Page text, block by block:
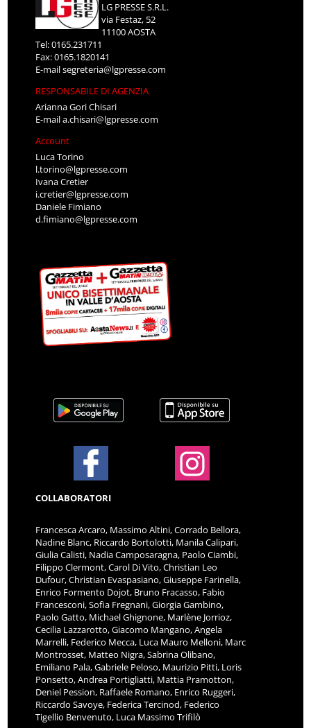
LG PRESSE S.R.L.
via Festaz, 52
11100 AOSTA
Tel: 0165.231711
Fax: 0165.1820141
E-mailsegreteria@lgpresse.com
RESPONSABILE DI AGENZIA
Arianna Gori Chisari
E-maila.chisari@lgpresse.com
Account
Luca Torino
l.torino@lgpresse.com
Ivana Cretier
i.cretier@lgpresse.com
Daniele Fimiano
d.fimiano@lgpresse.com
COLLABORATORI
Francesca Arcaro, Massimo Altini, Corrado Bellora,
Nadine Blanc, Riccardo Bortolotti, Manila Calipari,
Giulia Calisti, Nadia Camposaragna, Paolo Ciambi,
Filippo Clermont, Carol Di Vito, Christian Leo
Dufour, Christian Evaspasiano, Giuseppe Farinella,
Enrico Formento Dojot, Bruno Fracasso, Fabio
Francesconi, Sofia Fregnani, Giorgia Gambino,
Paolo Gatto, Michael Ghignone, Marlène Jorrioz,
Cecilia Lazzarotto, Giacomo Mangano, Angela
Marrelli, Federico Mecca, Luca Mauro Melloni, Marc
Montrosset, Matteo Nigra, Sabrina Olibano,
Emiliano Pala, Gabriele Peloso, Maurizio Pitti, Loris
Ponsetto, Andrea Portigliatti, Mattia Pramotton,
Deniel Pession, Raffaele Romano, Enrico Ruggeri,
Riccardo Savoye, Federica Tercinod, Federico
Tigellio Benvenuto, Luca Massimo Trifilò